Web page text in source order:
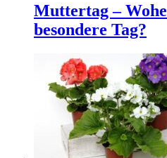
Muttertag –
besondere Tag?